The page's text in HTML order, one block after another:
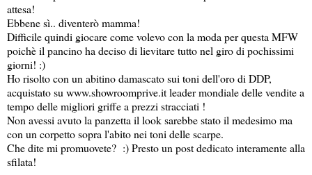
attesa!
Ebbene sì.. diventerò mamma!
Difficile quindi giocare come volevo con la moda per questa MFW
poichè il pancino ha deciso di lievitare tutto nel giro di pochissimi
giorni! :)
Ho risolto con un abitino damascato sui toni dell'oro di DDP,
acquistato su www.showroomprive.it leader mondiale delle vendite a
tempo delle migliori griffe a prezzi stracciati !
Non avessi avuto la panzetta il look sarebbe stato il medesimo ma
con un corpetto sopra l'abito nei toni delle scarpe.
Che dite mi promuovete? :) Presto un post dedicato interamente alla
sfilata!